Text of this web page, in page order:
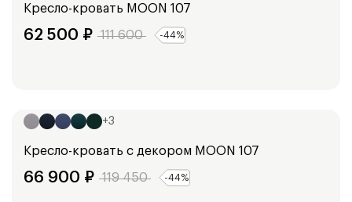
Кресло-кровать MOON 107
62 500 ₽ 111 600 -44%
+3
Кресло-кровать с декором MOON 107
66 900 ₽ 119 450 -44%